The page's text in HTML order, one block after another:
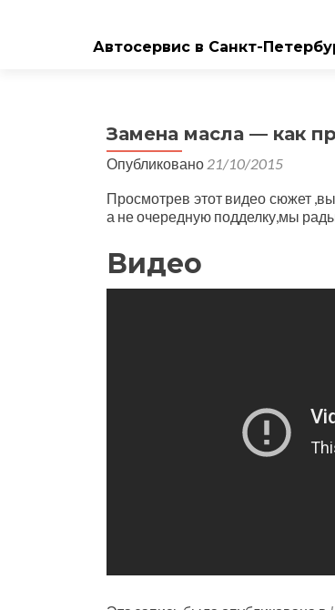
Автосервис в Санкт-
Замена масла — как
Опубликовано 21/10/2015
Просмотрев этот видео сюжет
а не очередную подделку,мы
Видео